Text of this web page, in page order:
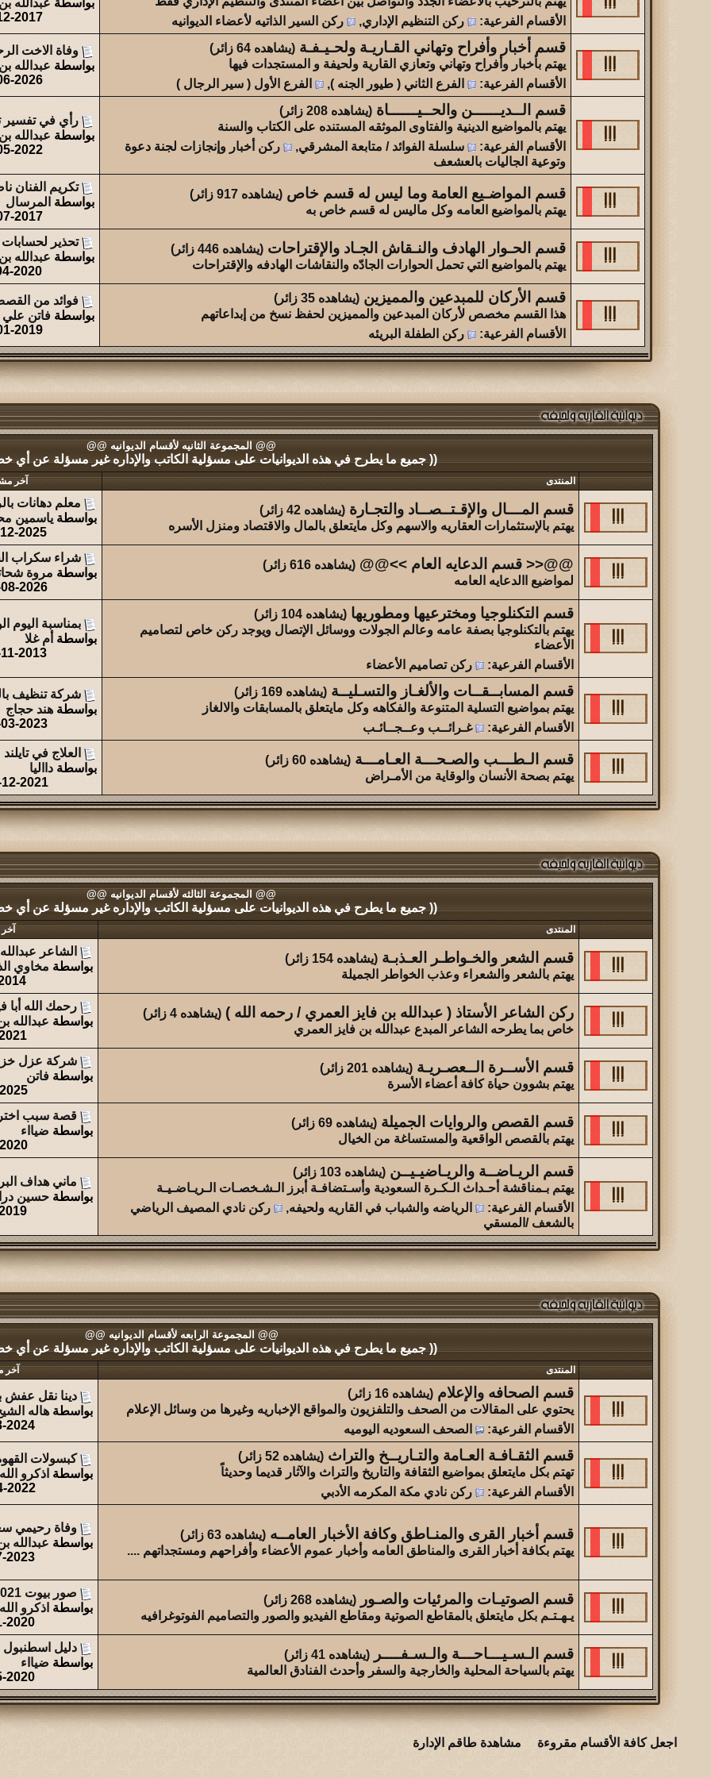
آخر عشرة أخبار عن أهالي القاريه ولحيفه عبدالله بن مفرح
الأقسام الفرعية: ركن التنظيم الإداري, ركن السير الذاتيه لأعضاء الديوانيه
بواسطة عبدالله
2017
قسم أخبار وأفراح وتهاني القـاريـة ولحـيـفـة (يشاهده 64 زائر)
يهتم بأخبار وأفراح وتهاني وتعازي القارية ولحيفة و المستجدات فيها
الأقسام الفرعية: الفرع الثاني ( طيور الجنه ), الفرع الأول ( سير الرجال )
وفاة الاخت
بواسطة عبدالله
2026
قسم الــديــــــن والحــيــــــاة (يشاهده 208 زائر)
يهتم بالمواضيع الدينية والفتاوى الموثقه المستنده على الكتاب والسنة
الأقسام الفرعية: سلسلة الفوائد / متابعة المشرقي,
ركن أخبار وإنجازات لجنة دعوة
وتوعية الجاليات بالعشعف
رأي في تفسير
بواسطة عبدالله
2022
قسم المواضـيع العامة وما ليس له قسم خاص (يشاهده 917 زائر)
يهتم بالمواضيع العامه وكل ماليس له قسم خاص به
تكريم الفنان
بواسطة المرسال
2017
قسم الحـوار الهادف والنـقاش الجـاد والإقتراحات (يشاهده 446 زائر)
يهتم بالمواضيع التي تحمل الحوارات الجادّه والنقاشات الهادفه والإقتراحات
تحذير لحسابات
بواسطة عبدالله
2020
قسم الأركان للمبدعين والمميزين (يشاهده 35 زائر)
هذا القسم مخصص لأركان المبدعين والمميزين لحفظ نسخ من إبداعاتهم
الأقسام الفرعية: ركن الطفلة البريئه
فوائد من
بواسطةفاتن علي
2019
@@ المجموعة الثانيه لأقسام الديوانيه @@
(( جميع ما يطرح في هذه الديوانيات على مسؤلية الكاتب والإداره غير مسؤلة عن أي
المنتدى آخر
قسم المـــال والإقـتــصــاد والتجـارة (يشاهده 42 زائر)
يهتم بالإستثمارات العقاريه والاسهم وكل مايتعلق بالمال والاقتصاد ومنزل الأسره
معلم دهانات
بواسطةياسمين
2025
@@<< قسم الدعايه العام >>@@ (يشاهده 616 زائر)
لمواضيع االدعايه العامه
شراء سكراب
بواسطة مروة
2026
قسم التكنلوجيا ومخترعيها ومطوريها (يشاهده 104 زائر)
يهتم بالتكنلوجيا بصفة عامه وعالم الجولات ووسائل الإتصال ويوجد ركن خاص لتصاميم
الأعضاء
الأقسام الفرعية: ركن تصاميم الأعضاء
بمناسبة اليوم
بواسطة أم غلا
2013
قسم المسابــقــات والألغـاز والتسـليــة (يشاهده 169 زائر)
يهتم بمواضيع التسلية المتنوعة والفكاهه وكل مايتعلق بالمسابقات والالغاز
الأقسام الفرعية: غـرائــب وعــجــائـب
شركة تنظيف
بواسطةهند حجاج
2023
قسم الـطـــب والصـحـــة العـامـــة (يشاهده 60 زائر)
يهتم بصحة الأنسان والوقاية من الأمـراض
العلاج في تايلند
بواسطةدااليا
2021
@@ المجموعة الثالثه لأقسام الديوانيه @@
(( جميع ما يطرح في هذه الديوانيات على مسؤلية الكاتب والإداره غير مسؤلة عن أي
المنتدى
قسم الشعر والخـواطـر العـذبـة (يشاهده 154 زائر)
يهتم بالشعر والشعراء وعذب الخواطر الجميلة
الشاعر
بواسطة مخاوي
ركن الشاعر الأستاذ ( عبدالله بن فايز العمري / رحمه الله ) (يشاهده 4 زائر)
خاص بما يطرحه الشاعر المبدع عبدالله بن فايز العمري
رحمك الله أبا
بواسطة عبدالله
قسم الأســرة الــعصـريـة (يشاهده 201 زائر)
يهتم بشوون حياة كافة أعضاء الأسرة
شركة عزل
بواسطةفاتن
قسم القصص والروايات الجميلة (يشاهده 69 زائر)
يهتم بالقصص الواقعية والمستساغة من الخيال
قصة سبب
بواسطة ضيااء
قسم الريـاضــة والريـاضيـيــن (يشاهده 103 زائر)
يهتم بـمناقشة أحـداث الـكـرة السعودية وأسـتضافـة أبرز الـشـخصـات الـريـاضـيـة
الأقسام الفرعية: الرياضه والشباب في القاريه ولحيفه,
ركن نادي المصيف الرياضي
بالشعف /المسقي
ماني هداف
بواسطةحسين
@@ المجموعة الرابعه لأقسام الديوانيه @@
(( جميع ما يطرح في هذه الديوانيات على مسؤلية الكاتب والإداره غير مسؤلة عن أي
المنتدى آخر
قسم الصحافه والإعلام (يشاهده 16 زائر)
يحتوي على المقالات من الصحف والتلفزيون والمواقع الإخباريه وغيرها من وسائل الإعلام
الأقسام الفرعية: الصحف السعوديه اليوميه
دينا نقل عفش
بواسطةهاله
2024
قسم الثقـافـة العـامة والتـاريــخ والتراث (يشاهده 52 زائر)
تهتم بكل مايتعلق بمواضيع الثقافة والتاريخ والتراث والآثار قديما وحديثاً
الأقسام الفرعية: ركن نادي مكة المكرمه الأدبي
كبسولات
بواسطة اذكرو
2022
قسم أخبار القرى والمنـاطق وكافة الأخبار العامــه (يشاهده 63 زائر)
يهتم بكافة أخبار القرى والمناطق العامه وأخبار عموم الأعضاء وأفراحهم ومستجداتهم ....
وفاة رحيمي
بواسطة عبدالله
2023
قسم الصوتيـات والمرئيات والصـور
(يشاهده 268 زائر)
يـهـتـم بكل مايتعلق بالمقاطع الصوتية ومقاطع الفيديو والصور والتصاميم الفوتوغرافيه
صور بيوت 2021
بواسطة اذكرو
2020
قسم الـسـيـــاحـــة والـسـفــــر
(يشاهده 41 زائر)
يهتم بالسياحة المحلية والخارجية والسفر وأحدث الفنادق العالمية
دليل اسطنبول
بواسطة ضيااء
2020
اجعل كافة الأقسام مقروءة مشاهدة طاقم الإدارة